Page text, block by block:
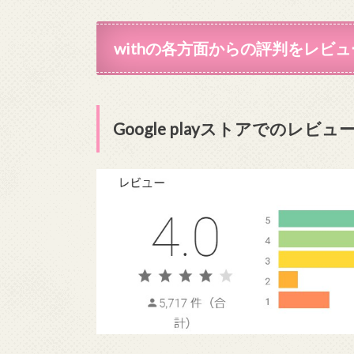
withの各方面からの評判をレビ
Google playストアでのレビュ